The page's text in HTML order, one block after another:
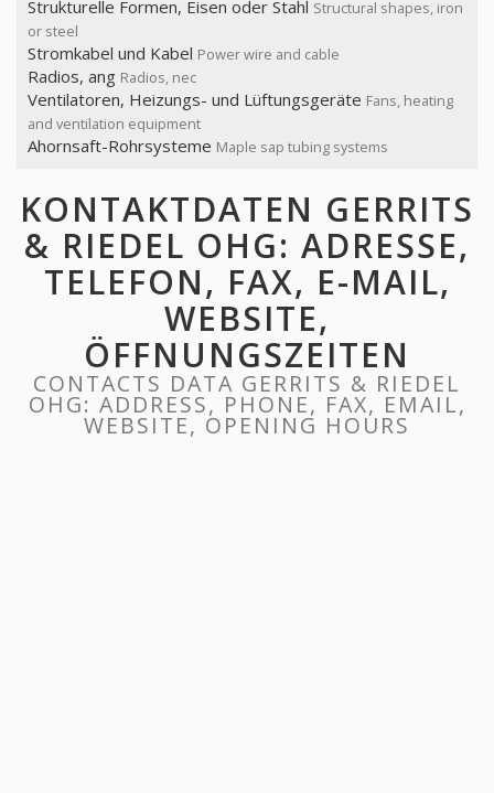
Strukturelle Formen, Eisen oder Stahl Structural shapes, iron
or steel
Stromkabel und Kabel Power wire and cable
Radios, ang Radios, nec
Ventilatoren, Heizungs- und Lüftungsgeräte Fans, heating
and ventilation equipment
Ahornsaft-Rohrsysteme Maple sap tubing systems
KONTAKTDATEN GERRITS
& RIEDEL OHG: ADRESSE,
TELEFON, FAX, E-MAIL,
WEBSITE,
ÖFFNUNGSZEITEN
CONTACTS DATA GERRITS & RIEDEL
OHG: ADDRESS, PHONE, FAX, EMAIL,
WEBSITE, OPENING HOURS